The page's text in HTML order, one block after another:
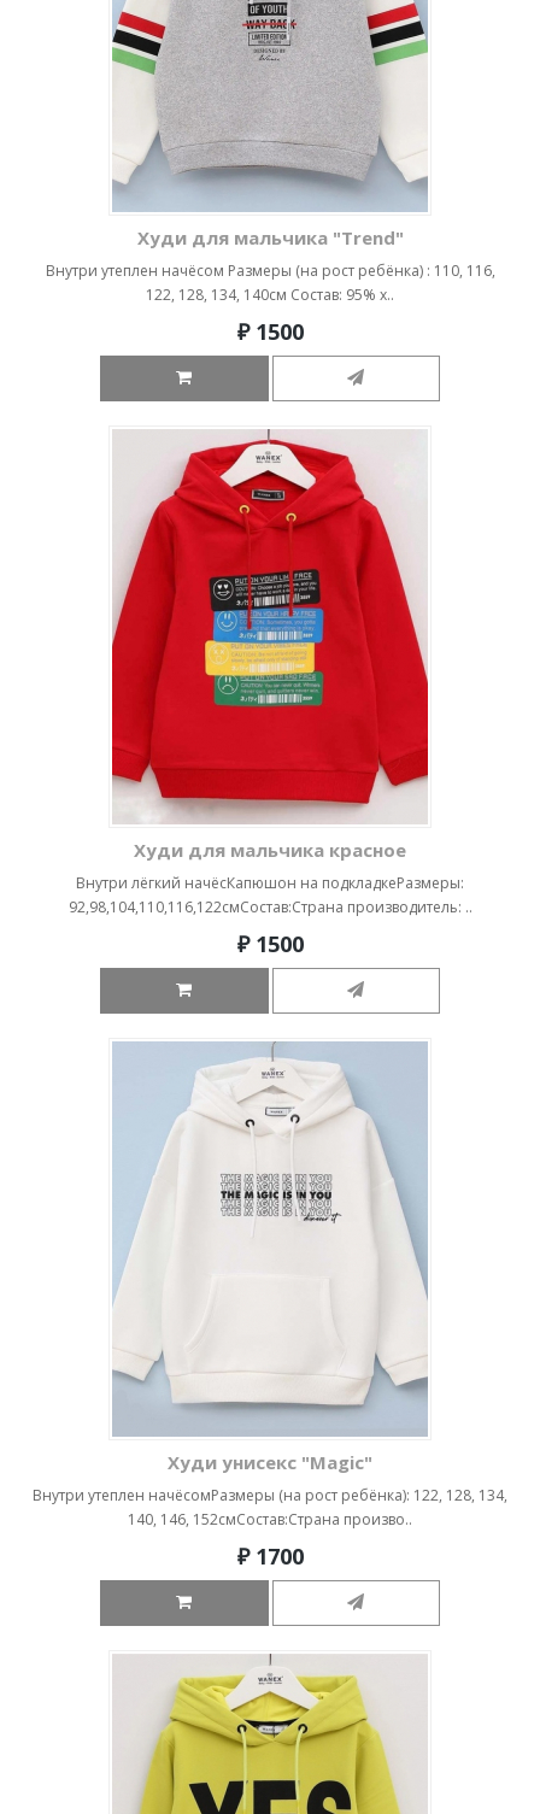
Худи для мальчика "Trend"
Внутри утеплен начёсом Размеры (на рост ребёнка) : 110, 116,
122, 128, 134, 140см Состав: 95% х..
₽ 1500
Худи для мальчика красное
Внутри лёгкий начёсКапюшон на подкладкеРазмеры:
92,98,104,110,116,122смСостав:Страна производитель: ..
₽ 1500
Худи унисекс "Magic"
Внутри утеплен начёсомРазмеры (на рост ребёнка): 122, 128, 134,
140, 146, 152смСостав:Страна произво..
₽ 1700